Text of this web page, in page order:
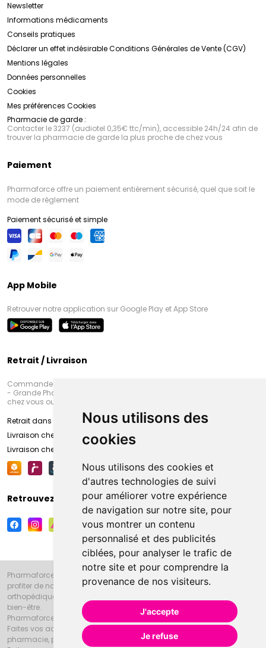
Nous utilisons des
cookies
Nous utilisons des cookies et
d'autres technologies de suivi
pour améliorer votre expérience
de navigation sur notre site, pour
vous montrer un contenu
personnalisé et des publicités
ciblées, pour analyser le trafic de
notre site et pour comprendre la
provenance de nos visiteurs.
J'accepte
Je refuse
Newsletter
Informations médicaments
Conseils pratiques
Déclarer un effet indésirableConditions Générales de Vente (CGV)
Mentions légales
Données personnelles
Cookies
Mes préférences Cookies
Pharmacie de garde :
Contacter le 3237 (audiotel 0,35€ ttc/min), accessible 24h/24 afin de
trouver la pharmacie de garde la plus proche de chez vous
Paiement
Pharmaforce offre un paiement entièrement sécurisé, quel que soit le
mode de règlement
Paiement sécurisé et simple
App Mobile
Retrouver notre application sur Google Play et App Store
Retrait / Livraison
Commandez en ligne et venez chercher votre commande à Amiens
- Grande Pharmacie d’Amiens (Fachon) ou recevez-là rapidement
chez vous ou en point retrait
Retrait dans la pharmacie d’Amiens
Livraison chez vous
Livraison chez votre commerçant
Retrouvez-nous sur vos réseaux sociaux
Pharmaforce.fr et la Grande Pharmacie d’Amiens vous souhaitent de
profiter de notre accueil, de nos conseils pharmaceutiques,
orthopédiques, homéopathiques, parapharmaceutiques, beauté et
bien-être.
Pharmaforce.fr est le site internet de la Grande Pharmacie d’Amiens.
Faites vos achats en ligne grâce à un choix de 20000 références en
pharmacie, parapharmacie, diététique et animaux (vétérinaire).